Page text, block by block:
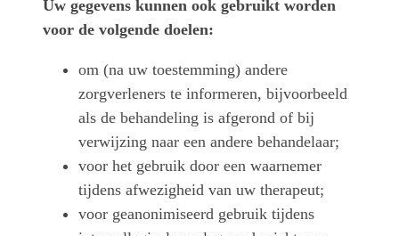
Uw gegevens kunnen ook gebruikt worden
voor de volgende doelen:
om (na uw toestemming) andere
zorgverleners te informeren, bijvoorbeeld
als de behandeling is afgerond of bij
verwijzing naar een andere behandelaar;
voor het gebruik door een waarnemer
tijdens afwezigheid van uw therapeut;
voor geanonimiseerd gebruik tijdens